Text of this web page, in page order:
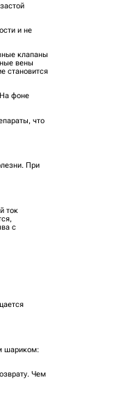
и не
клапаны
вены
становится
фоне
что
При
ток
с
шариком:
Чем